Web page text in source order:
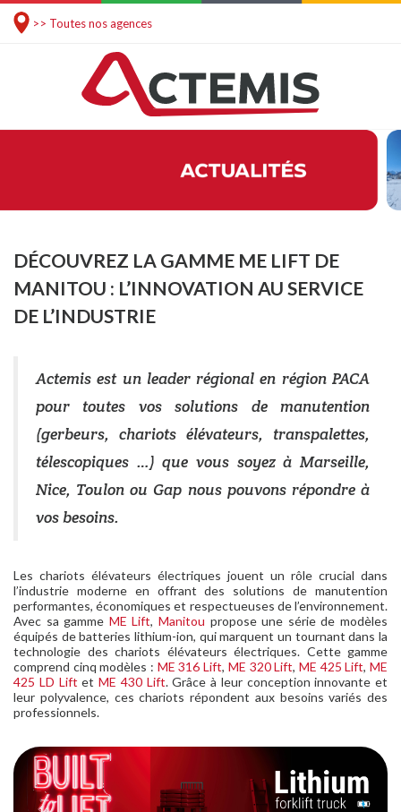
>> Toutes nos agences
DÉCOUVREZ LA GAMME ME LIFT DE
MANITOU : L’INNOVATION AU SERVICE
DE L’INDUSTRIE
Actemis est un leader régional en région PACA
pour toutes vos solutions de manutention
(gerbeurs, chariots élévateurs, transpalettes,
télescopiques …) que vous soyez à Marseille,
Nice, Toulon ou Gap nous pouvons répondre à
vos besoins.
Les chariots élévateurs électriques jouent un rôle crucial dans
l’industrie moderne en offrant des solutions de manutention
performantes, économiques et respectueuses de l’environnement.
Avec sa gamme ME Lift,Manitou propose une série de modèles
équipés de batteries lithium-ion, qui marquent un tournant dans la
technologie des chariots élévateurs électriques. Cette gamme
comprend cinq modèles : ME 316 Lift, ME 320 Lift, ME 425 Lift,ME
425 LD Lift et ME 430 Lift. Grâce à leur conception innovante et
leur polyvalence, ces chariots répondent aux besoins variés des
professionnels.